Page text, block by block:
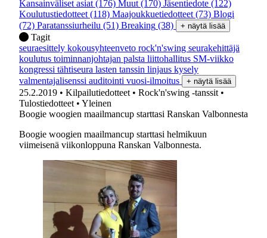
Kansainväliset asiat (176) Muut (170) Jäsentiedote (122)
Koulutustiedotteet (118) Maajoukkuetiedotteet (73) Blogi
(72) Paratanssiurheilu (51) Breaking (38) + näytä lisää
Tagit
seuraesittely kokousyhteenveto rock'n'swing seurakehittäjä
koulutus toiminnanjohtajan palsta liittohallitus SM-viikko
kongressi tähtiseura lasten tanssin linjaus kysely
valmentajalisenssi auditointi vuosi-ilmoitus + näytä lisää
25.2.2019 • Kilpailutiedotteet • Rock'n'swing -tanssit •
Tulostiedotteet • Yleinen
Boogie woogien maailmancup starttasi Ranskan Valbonnesta
Boogie woogien maailmancup starttasi helmikuun
viimeisenä viikonloppuna Ranskan Valbonnesta.